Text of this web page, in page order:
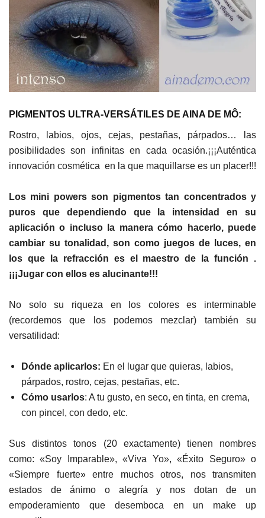
PIGMENTOS ULTRA-VERSÁTILES DE AINA DE MÔ:
Rostro, labios, ojos, cejas, pestañas, párpados… las
posibilidades son infinitas en cada ocasión.¡¡¡Auténtica
innovación cosmética en la que maquillarse es un placer!!!
Los mini powers son pigmentos tan concentrados y
puros que dependiendo que la intensidad en su
aplicación o incluso la manera cómo hacerlo, puede
cambiar su tonalidad, son como juegos de luces, en
los que la refracción es el maestro de la función .
¡¡¡Jugar con ellos es alucinante!!!
No solo su riqueza en los colores es interminable
(recordemos que los podemos mezclar) también su
versatilidad:
Dónde aplicarlos: En el lugar que quieras, labios,
párpados, rostro, cejas, pestañas, etc.
Cómo usarlos: A tu gusto, en seco, en tinta, en crema,
con pincel, con dedo, etc.
Sus distintos tonos (20 exactamente) tienen nombres
como: «Soy Imparable», «Viva Yo», «Éxito Seguro» o
«Siempre fuerte» entre muchos otros, nos transmiten
estados de ánimo o alegría y nos dotan de un
empoderamiento que desemboca en un make up